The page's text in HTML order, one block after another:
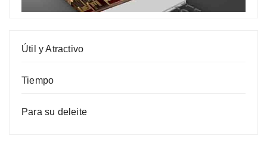
Útil y Atractivo
Tiempo
Para su deleite